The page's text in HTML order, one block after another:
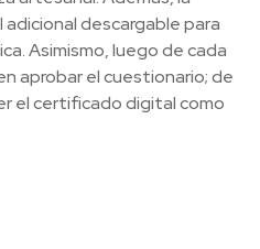
descargable para
Asimismo, luego de cada
aprobar el cuestionario; de
el certificado digital como